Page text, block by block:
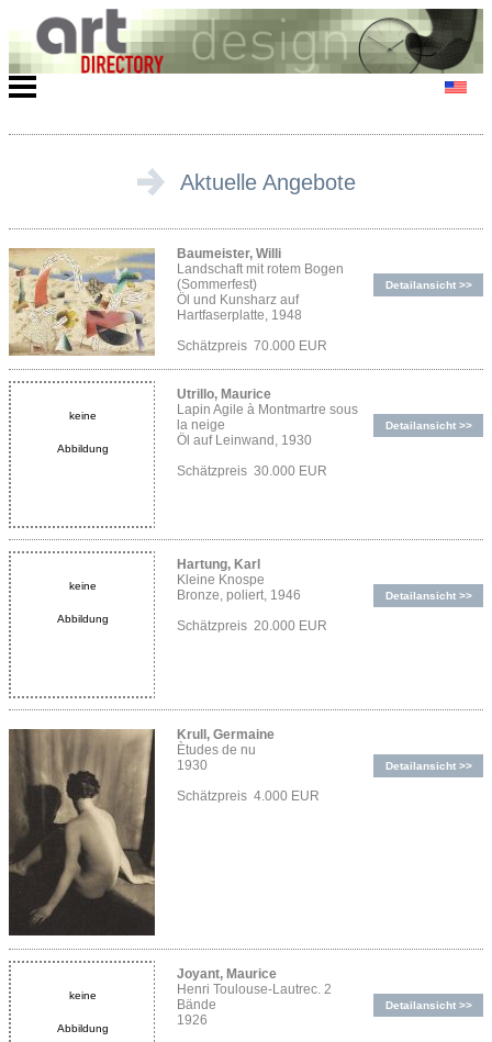
Aktuelle Angebote
Baumeister, Willi
Landschaft mit rotem Bogen
(Sommerfest)
Öl und Kunsharz auf
Hartfaserplatte, 1948
Schätzpreis 70.000 EUR
Detailansicht >>
keine
Abbildung
Utrillo, Maurice
Lapin Agile à Montmartre sous
la neige
Öl auf Leinwand, 1930
Schätzpreis 30.000 EUR
Detailansicht >>
keine
Abbildung
Hartung, Karl
Kleine Knospe
Bronze, poliert, 1946
Schätzpreis 20.000 EUR
Detailansicht >>
Krull, Germaine
Ètudes de nu
1930
Schätzpreis 4.000 EUR
Detailansicht >>
keine
Abbildung
Joyant, Maurice
Henri Toulouse-Lautrec. 2
Bände
1926
Detailansicht >>